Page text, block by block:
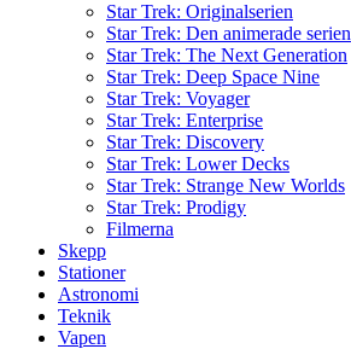
Star Trek: Originalserien
Star Trek: Den animerade serien
Star Trek: The Next Generation
Star Trek: Deep Space Nine
Star Trek: Voyager
Star Trek: Enterprise
Star Trek: Discovery
Star Trek: Lower Decks
Star Trek: Strange New Worlds
Star Trek: Prodigy
Filmerna
Skepp
Stationer
Astronomi
Teknik
Vapen